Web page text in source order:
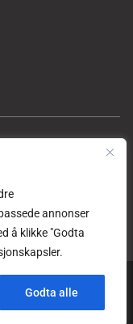
annonser
å klikke "Godta
Godta alle
Bricon Tools AS
Son Reklame